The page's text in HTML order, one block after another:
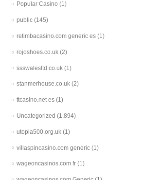
Popular Casino (1)
public (145)
retimbacasino.com generic es (1)
rojoshoes.co.uk (2)
ssswalesltd.co.uk (1)
stanmerhouse.co.uk (2)
ttcasino.net es (1)
Uncategorized (1.894)
utopia500.org.uk (1)
villaspincasino.com generic (1)
wageoncasinos.com fr (1)